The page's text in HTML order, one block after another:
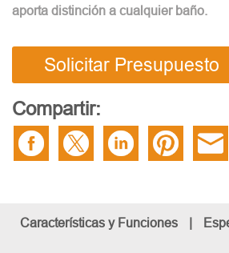
aporta distinción a cualquier baño.
Solicitar Presupuesto
Compartir:
Características y Funciones |